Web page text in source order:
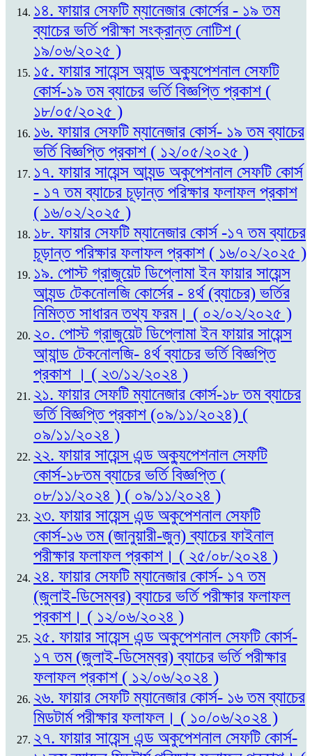
১৪. ফায়ার সেফটি ম্যানেজার কোর্সের - ১৯ তম
ব্যাচের ভর্তি পরীক্ষা সংক্রান্ত নোটিশ (
১৯/০৬/২০২৫ )
১৫. ফায়ার সায়েন্স অ্যান্ড অক্যুপেশনাল সেফটি
কোর্স-১৯ তম ব্যাচের ভর্তি বিজ্ঞপ্তি প্রকাশ (
১৮/০৫/২০২৫ )
১৬. ফায়ার সেফটি ম্যানেজার কোর্স- ১৯ তম ব্যাচের
ভর্তি বিজ্ঞপ্তি প্রকাশ ( ১২/০৫/২০২৫ )
১৭. ফায়ার সায়েন্স আ্যন্ড অকুপেশনাল সেফটি কোর্স
- ১৭ তম ব্যাচের চূড়ান্ত পরিক্ষার ফলাফল প্রকাশ
( ১৬/০২/২০২৫ )
১৮. ফায়ার সেফটি ম্যানেজার কোর্স -১৭ তম ব্যাচের
চূড়ান্ত পরিক্ষার ফলাফল প্রকাশ ( ১৬/০২/২০২৫ )
১৯. পোস্ট গ্রাজুয়েট ডিপ্লোমা ইন ফায়ার সায়েন্স
আ্যন্ড টেকনোলজি কোর্সের - ৪র্থ (ব্যাচের) ভর্তির
নিমিত্ত সাধারন তথ্য ফরম। ( ০২/০২/২০২৫ )
২০. পোস্ট গ্রাজুয়েট ডিপ্লোমা ইন ফায়ার সায়েন্স
আ্যান্ড টেকনোলজি- ৪র্থ ব্যাচের ভর্তি বিজ্ঞপ্তি
প্রকাশ । ( ২৩/১২/২০২৪ )
২১. ফায়ার সেফটি ম্যানেজার কোর্স-১৮ তম ব্যাচের
ভর্তি বিজ্ঞপ্তি প্রকাশ (০৯/১১/২০২৪) (
০৯/১১/২০২৪ )
২২. ফায়ার সায়েন্স এন্ড অক্যুপেশনাল সেফটি
কোর্স-১৮তম ব্যাচের ভর্তি বিজ্ঞপ্তি (
০৮/১১/২০২৪ ) ( ০৯/১১/২০২৪ )
২৩. ফায়ার সায়েন্স এন্ড অকুপেশনাল সেফটি
কোর্স-১৬ তম (জানুয়ারী-জুন) ব্যাচের ফাইনাল
পরীক্ষার ফলাফল প্রকাশ। ( ২৫/০৮/২০২৪ )
২৪. ফায়ার সেফটি ম্যানেজার কোর্স- ১৭ তম
(জুলাই-ডিসেম্বর) ব্যাচের ভর্তি পরীক্ষার ফলাফল
প্রকাশ। ( ১২/০৬/২০২৪ )
২৫. ফায়ার সায়েন্স এন্ড অকুপেশনাল সেফটি কোর্স-
১৭ তম (জুলাই-ডিসেম্বর) ব্যাচের ভর্তি পরীক্ষার
ফলাফল প্রকাশ ( ১২/০৬/২০২৪ )
২৬. ফায়ার সেফটি ম্যানেজার কোর্স- ১৬ তম ব্যাচের
মিডটার্ম পরীক্ষার ফলাফল। ( ১০/০৬/২০২৪ )
২৭. ফায়ার সায়েন্স এন্ড অকুপেশনাল সেফটি কোর্স-